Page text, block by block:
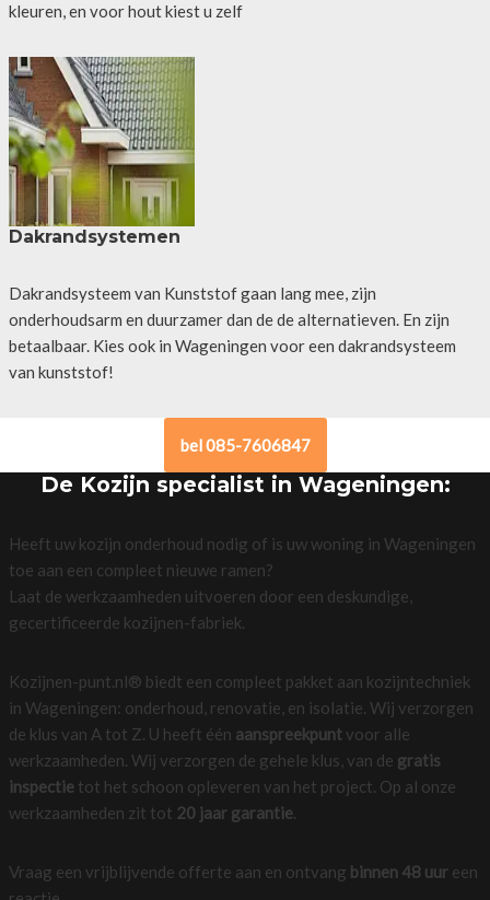
kleuren, en voor hout kiest u zelf
Dakrandsystemen
Dakrandsysteem van Kunststof gaan lang mee, zijn
onderhoudsarm en duurzamer dan de de alternatieven. En zijn
betaalbaar. Kies ook in Wageningen voor een dakrandsysteem
van kunststof!
bel 085-7606847
De Kozijn specialist in Wageningen:
Heeft uw kozijn onderhoud nodig of is uw woning in Wageningen
toe aan een compleet nieuwe ramen?
Laat de werkzaamheden uitvoeren door een deskundige,
gecertificeerde kozijnen-fabriek.
Kozijnen-punt.nl® biedt een compleet pakket aan kozijntechniek
in Wageningen: onderhoud, renovatie, en isolatie. Wij verzorgen
de klus van A tot Z. U heeft één aanspreekpuntvoor alle
werkzaamheden. Wij verzorgen de gehele klus, van de gratis
inspectietot het schoon opleveren van het project. Op al onze
werkzaamheden zit tot 20 jaar garantie.
Vraag een vrijblijvende offerte aan en ontvang binnen 48 uureen